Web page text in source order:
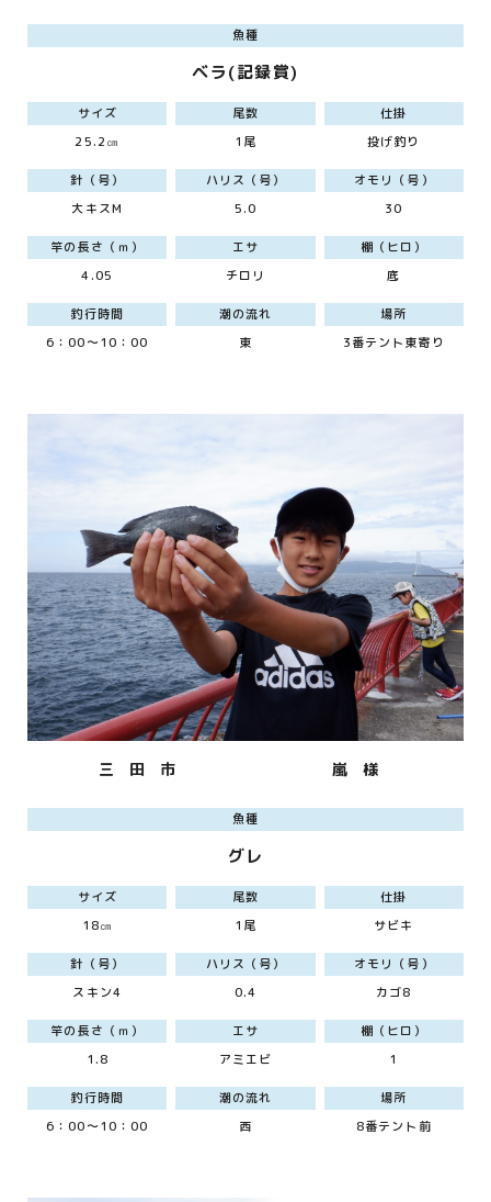
魚種
ベラ(記録賞)
サイズ
25.2㎝
尾数
1尾
仕掛
投げ釣り
針（号）
大キスM
ハリス（号）
5.0
オモリ（号）
30
竿の長さ（ｍ）
4.05
エサ
チロリ
棚（ヒロ）
底
釣行時間
6：00～10：00
潮の流れ
東
場所
3番テント東寄り
三 田 市 嵐 様
魚種
グレ
サイズ
18㎝
尾数
1尾
仕掛
サビキ
針（号）
スキン4
ハリス（号）
0.4
オモリ（号）
カゴ8
竿の長さ（ｍ）
1.8
エサ
アミエビ
棚（ヒロ）
1
釣行時間
6：00～10：00
潮の流れ
西
場所
8番テント前